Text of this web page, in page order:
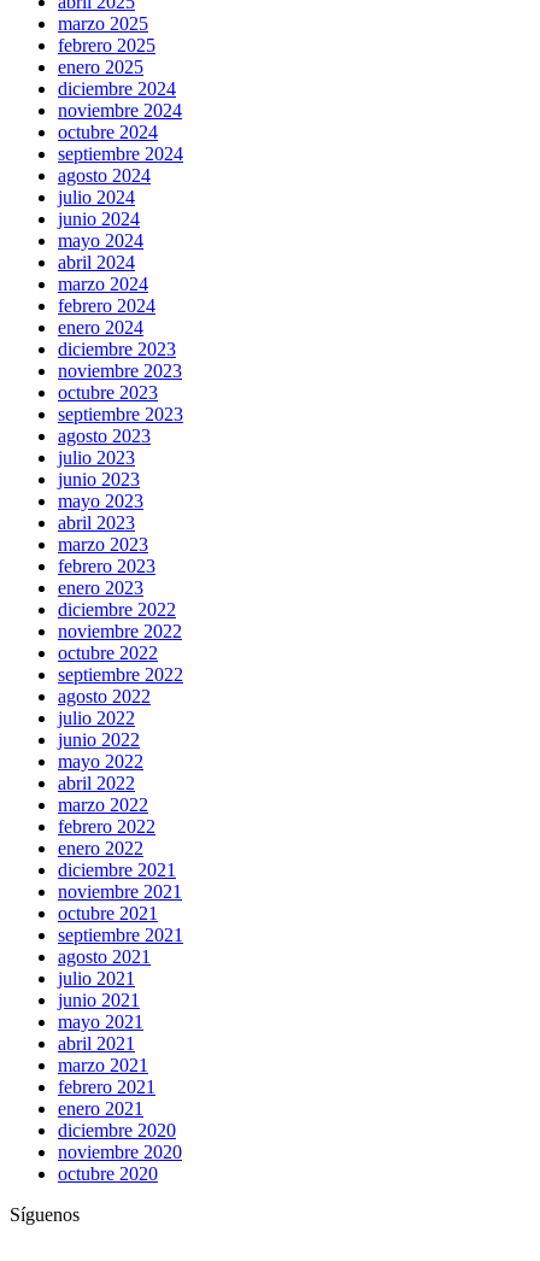
marzo 2025
febrero 2025
enero 2025
diciembre 2024
noviembre 2024
octubre 2024
septiembre 2024
agosto 2024
julio 2024
junio 2024
mayo 2024
abril 2024
marzo 2024
febrero 2024
enero 2024
diciembre 2023
noviembre 2023
octubre 2023
septiembre 2023
agosto 2023
julio 2023
junio 2023
mayo 2023
abril 2023
marzo 2023
febrero 2023
enero 2023
diciembre 2022
noviembre 2022
octubre 2022
septiembre 2022
agosto 2022
julio 2022
junio 2022
mayo 2022
abril 2022
marzo 2022
febrero 2022
enero 2022
diciembre 2021
noviembre 2021
octubre 2021
septiembre 2021
agosto 2021
julio 2021
junio 2021
mayo 2021
abril 2021
marzo 2021
febrero 2021
enero 2021
diciembre 2020
noviembre 2020
octubre 2020
Síguenos